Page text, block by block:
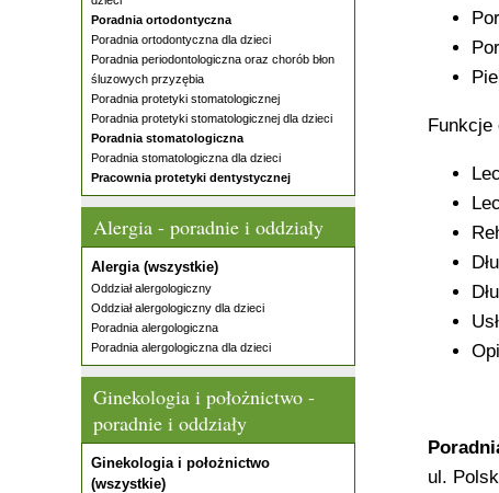
Poradnia ortodontyczna
Poradnia ortodontyczna dla dzieci
Poradnia periodontologiczna oraz chorób błon
śluzowych przyzębia
Poradnia protetyki stomatologicznej
Poradnia protetyki stomatologicznej dla dzieci
Poradnia stomatologiczna
Poradnia stomatologiczna dla dzieci
Pracownia protetyki dentystycznej
Alergia - poradnie i oddziały
Alergia (wszystkie)
Oddział alergologiczny
Oddział alergologiczny dla dzieci
Poradnia alergologiczna
Poradnia alergologiczna dla dzieci
Ginekologia i położnictwo -
poradnie i oddziały
Ginekologia i położnictwo
(wszystkie)
Funkcje
ul.